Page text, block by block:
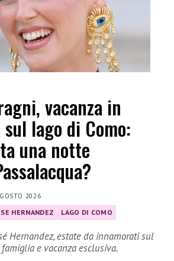
vacanza in
lago di Como:
una notte
2026
HERNANDEZ LAGO DI COMO
Hernandez, estate da innamorati sul
famiglia e vacanza esclusiva.